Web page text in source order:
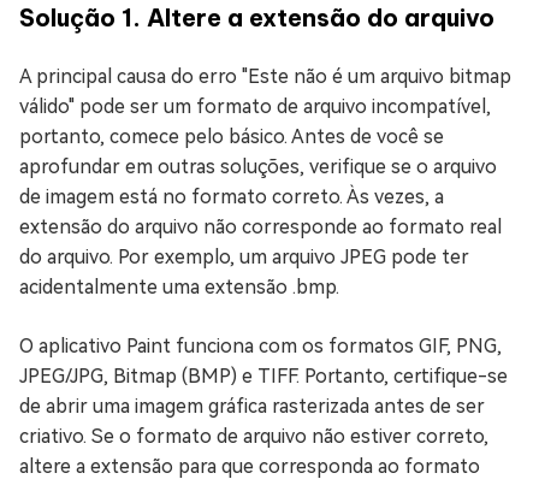
Solução 1. Altere a extensão do arquivo
A principal causa do erro "Este não é um arquivo bitmap
válido" pode ser um formato de arquivo incompatível,
portanto, comece pelo básico. Antes de você se
aprofundar em outras soluções, verifique se o arquivo
de imagem está no formato correto. Às vezes, a
extensão do arquivo não corresponde ao formato real
do arquivo. Por exemplo, um arquivo JPEG pode ter
acidentalmente uma extensão .bmp.
O aplicativo Paint funciona com os formatos GIF, PNG,
JPEG/JPG, Bitmap (BMP) e TIFF. Portanto, certifique-se
de abrir uma imagem gráfica rasterizada antes de ser
criativo. Se o formato de arquivo não estiver correto,
altere a extensão para que corresponda ao formato